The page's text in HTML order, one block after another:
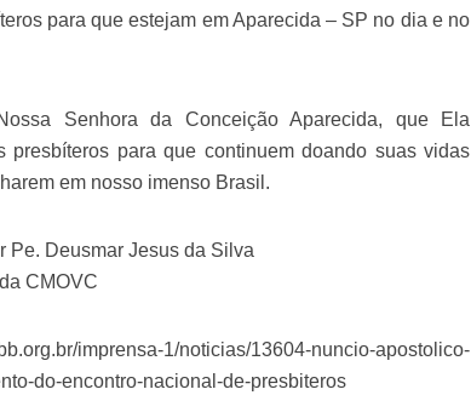
para que estejam em Aparecida – SP no dia e no
Senhora da Conceição Aparecida, que Ela
presbíteros para que continuem doando suas vidas
em nosso imenso Brasil.
Pe. Deusmar Jesus da Silva
CMOVC
imprensa-1/noticias/13604-nuncio-apostolico-
do-encontro-nacional-de-presbiteros